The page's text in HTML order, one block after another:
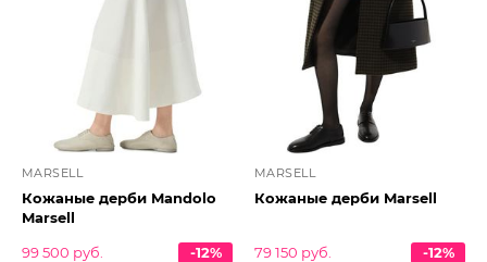
MARSELL
Кожаные дерби Mandolo
Marsell
99 500 руб.
-12%
MARSELL
Кожаные дерби Marsell
79 150 руб.
-12%